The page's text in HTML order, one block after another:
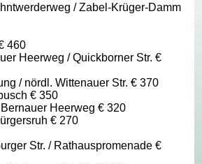
/ Zabel-Krüger-Damm
460
Heerweg / Quickborner Str. €
/ nördl. Wittenauer Str. € 370
€ 350
Heerweg € 320
€ 270
Str. / Rathauspromenade €